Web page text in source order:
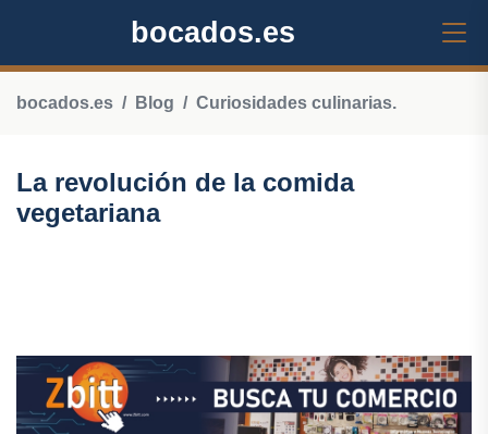
bocados.es
bocados.es Blog Curiosidades culinarias.
La revolución de la comida
vegetariana